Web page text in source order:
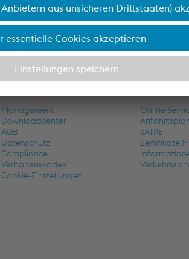
vergibt
und CO2-Emissionen
Management
Downloadcenter
AGB
Datenschutz
Compliance
Verhaltenskodex
Cookie-Einstellungen
Online
SATRE
Zertifikate